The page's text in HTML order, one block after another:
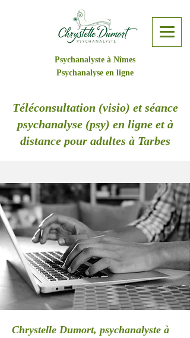
Psychanalyste à Nîmes
Psychanalyse en ligne
Téléconsultation (visio) et séance
psychanalyse (psy) en ligne et à
distance pour adultes à Tarbes
Chrystelle Dumort, psychanalyste à